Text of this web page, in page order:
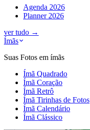
Agenda 2026
Planner 2026
ver tudo →
Ímãs
Suas Fotos em ímãs
Ímã Quadrado
Ímã Coração
Ímã Retrô
Ímã Tirinhas de Fotos
Ímã Calendário
Ímã Clássico